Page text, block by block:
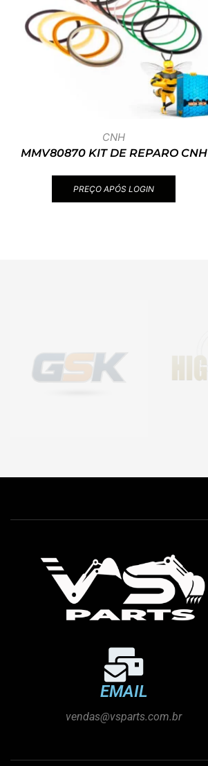
CNH
MMV80870 KIT DE REPARO CNH
PREÇO APÓS LOGIN
EMAIL
vendas@vsparts.com.br